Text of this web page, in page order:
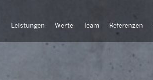
Leistungen Werte Team Referenzen